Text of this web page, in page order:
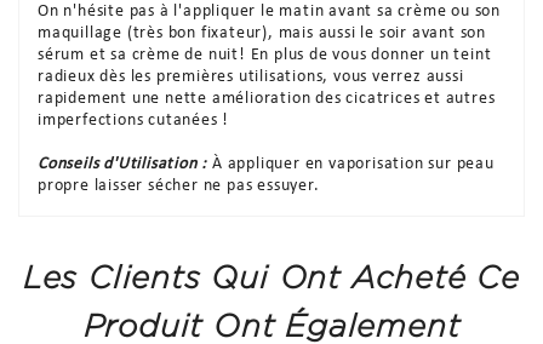
On n'hésite pas à l'appliquer le matin avant sa crème ou son
maquillage (très bon fixateur), mais aussi le soir avant son
sérum et sa crème de nuit! En plus de vous donner un teint
radieux dès les premières utilisations, vous verrez aussi
rapidement une nette amélioration des cicatrices et autres
imperfections cutanées !
Conseils d'Utilisation : À appliquer en vaporisation sur peau
propre laisser sécher ne pas essuyer.
Les Clients Qui Ont Acheté Ce
Produit Ont Également